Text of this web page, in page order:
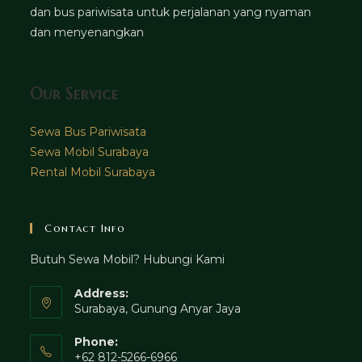
dan bus pariwisata untuk perjalanan yang nyaman
dan menyenangkan
Our Service
Sewa Bus Pariwisata
Sewa Mobil Surabaya
Rental Mobil Surabaya
Contact Info
Butuh Sewa Mobil? Hubungi Kami
Address:
Surabaya, Gunung Anyar Jaya
Phone:
+62 812-5266-6966